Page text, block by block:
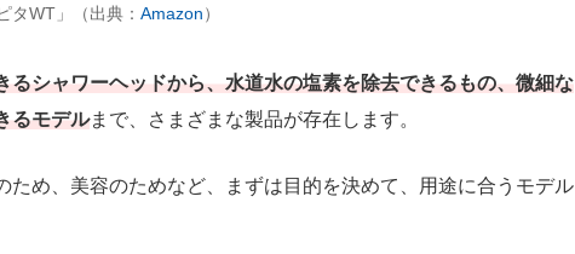
タWT」（出典： Amazon）
るシャワーヘッドから、水道水の塩素を除去できるもの、微細な
るモデルまで、さまざまな製品が存在します。
め、美容のためなど、まずは目的を決めて、用途に合うモデル